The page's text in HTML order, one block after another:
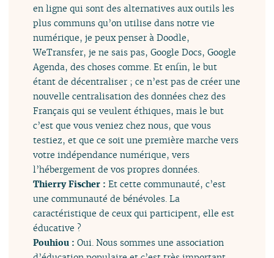
en ligne qui sont des alternatives aux outils les
plus communs qu’on utilise dans notre vie
numérique, je peux penser à Doodle,
WeTransfer, je ne sais pas, Google Docs, Google
Agenda, des choses comme. Et enfin, le but
étant de décentraliser ; ce n’est pas de créer une
nouvelle centralisation des données chez des
Français qui se veulent éthiques, mais le but
c’est que vous veniez chez nous, que vous
testiez, et que ce soit une première marche vers
votre indépendance numérique, vers
l’hébergement de vos propres données.
Thierry Fischer :Et cette communauté, c’est
une communauté de bénévoles. La
caractéristique de ceux qui participent, elle est
éducative ?
Pouhiou :Oui. Nous sommes une association